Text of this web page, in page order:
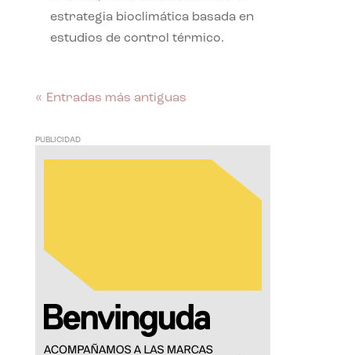
estrategia bioclimática basada en
estudios de control térmico.
« Entradas más antiguas
PUBLICIDAD